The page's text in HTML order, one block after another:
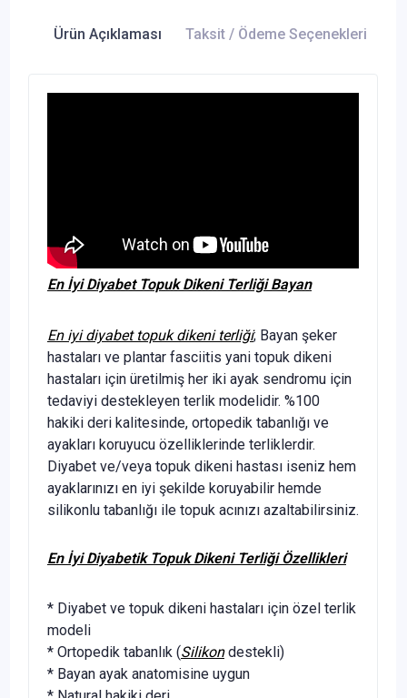
Ürün Açıklaması Taksit / Ödeme Seçenekleri
En İyi Diyabet Topuk Dikeni Terliği Bayan
En iyi diyabet topuk dikeni terliği; Bayan şeker
hastaları ve plantar fasciitis yani topuk dikeni
hastaları için üretilmiş her iki ayak sendromu için
tedaviyi destekleyen terlik modelidir. %100
hakiki deri kalitesinde, ortopedik tabanlığı ve
ayakları koruyucu özelliklerinde terliklerdir.
Diyabet ve/veya topuk dikeni hastası iseniz hem
ayaklarınızı en iyi şekilde koruyabilir hemde
silikonlu tabanlığı ile topuk acınızı azaltabilirsiniz.
En İyi Diyabetik Topuk Dikeni Terliği Özellikleri
* Diyabet ve topuk dikeni hastaları için özel terlik
modeli
* Ortopedik tabanlık (Silikondestekli)
* Bayan ayak anatomisine uygun